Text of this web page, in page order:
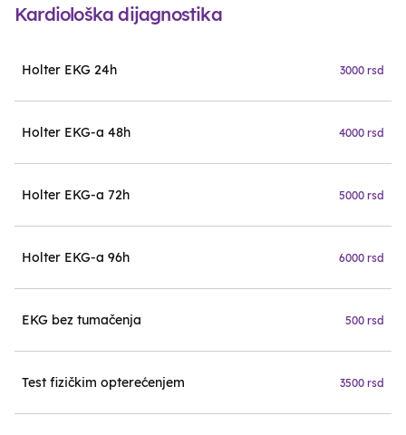
Kardiološka dijagnostika
Holter EKG 24h 3000 rsd
Holter EKG-a 48h 4000 rsd
Holter EKG-a 72h 5000 rsd
Holter EKG-a 96h 6000 rsd
EKG bez tumačenja 500 rsd
Test fizičkim opterećenjem 3500 rsd